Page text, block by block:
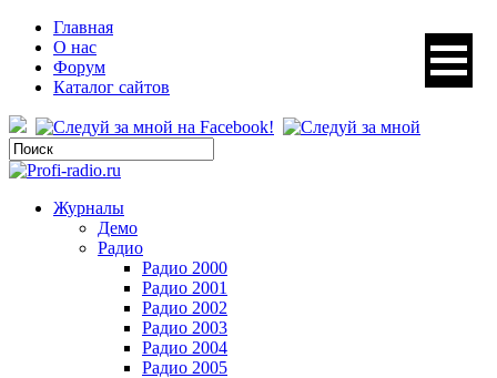
Главная
О нас
Форум
Каталог сайтов
Журналы
Демо
Радио
Радио 2000
Радио 2001
Радио 2002
Радио 2003
Радио 2004
Радио 2005